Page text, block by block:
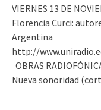
VIERNES 13 DE
Florencia Curci:
Argentina
http://
OBRAS
Nueva sonoridad